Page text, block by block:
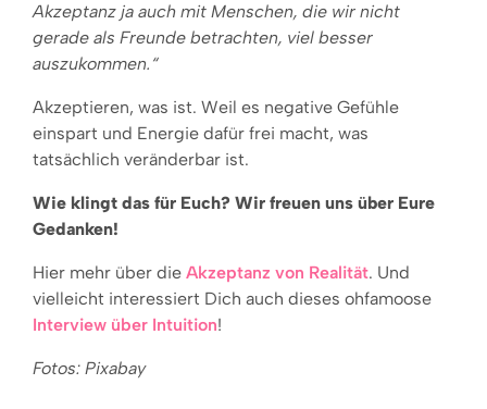
Akzeptanz ja auch mit Menschen, die wir nicht
gerade als Freunde betrachten, viel besser
auszukommen.“
Akzeptieren, was ist. Weil es negative Gefühle
einspart und Energie dafür frei macht, was
tatsächlich veränderbar ist.
Wie klingt das für Euch? Wir freuen uns über Eure
Gedanken!
Hier mehr über die Akzeptanz von Realität. Und
vielleicht interessiert Dich auch dieses ohfamoose
Interview über Intuition!
Fotos: Pixabay